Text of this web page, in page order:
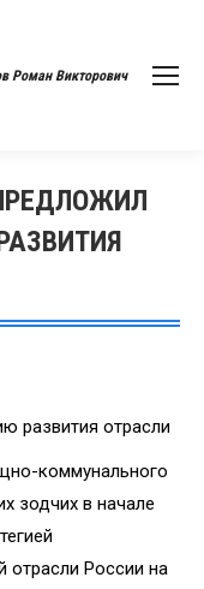
Роман Викторович
развития отрасли
коммунального
зодчих в начале
отрасли России на